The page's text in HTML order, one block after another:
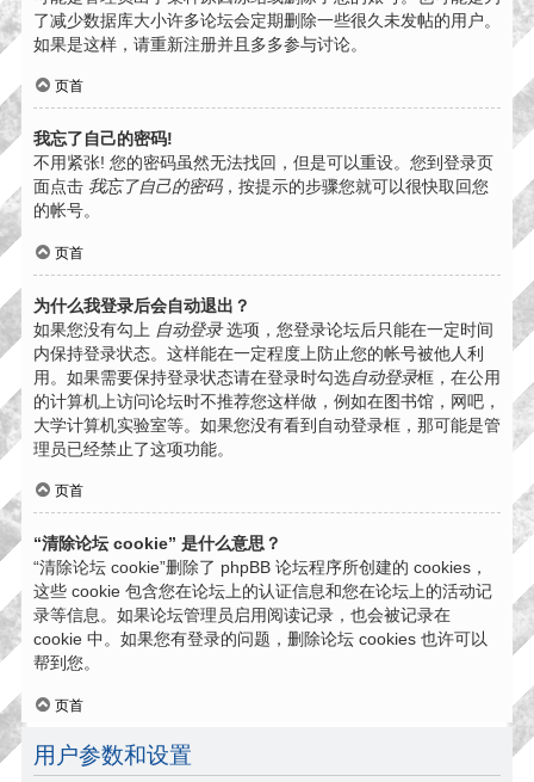
了减少数据库大小许多论坛会定期删除一些很久未发帖的用户。
如果是这样，请重新注册并且多多参与讨论。
页首
我忘了自己的密码!
不用紧张! 您的密码虽然无法找回，但是可以重设。您到登录页
面点击 我忘了自己的密码，按提示的步骤您就可以很快取回您
的帐号。
页首
为什么我登录后会自动退出？
如果您没有勾上 自动登录选项，您登录论坛后只能在一定时间
内保持登录状态。这样能在一定程度上防止您的帐号被他人利
用。如果需要保持登录状态请在登录时勾选自动登录框，在公用
的计算机上访问论坛时不推荐您这样做，例如在图书馆，网吧，
大学计算机实验室等。如果您没有看到自动登录框，那可能是管
理员已经禁止了这项功能。
页首
“清除论坛 cookie” 是什么意思？
“清除论坛 cookie”删除了 phpBB 论坛程序所创建的 cookies，
这些 cookie 包含您在论坛上的认证信息和您在论坛上的活动记
录等信息。如果论坛管理员启用阅读记录，也会被记录在
cookie 中。如果您有登录的问题，删除论坛 cookies 也许可以
帮到您。
页首
用户参数和设置